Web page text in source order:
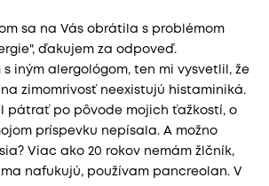
sa na Vás obrátila s problémom
ďakujem za odpoveď.
s iným alergológom, ten mi vysvetlil, že
zimomrivosť neexistujú histaminiká.
pátrať po pôvode mojich ťažkostí, o
príspevku nepísala. A možno
Viac ako 20 rokov nemám žlčník,
nafukujú, používam pancreolan. V